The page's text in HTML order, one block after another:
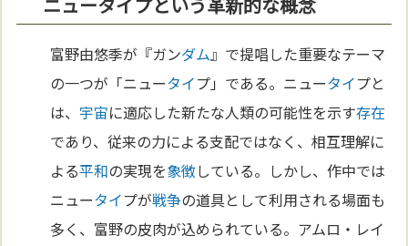
富野由悠季が『ガンダム』で提唱した重要なテーマ
の一つが「ニュータイプ」である。ニュータイプと
は、 宇宙に適応した新たな人類の可能性を示す存在
であり、従来の力による支配ではなく、相互理解に
よる平和の実現を象徴している。しかし、作中では
ニュータイプが戦争の道具として利用される場面も
多く、富野の皮肉が込められている。アムロ・レイ